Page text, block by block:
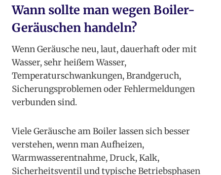
Wann sollte man wegen Boiler-
Geräuschen handeln?
Wenn Geräusche neu, laut, dauerhaft oder mit
Wasser, sehr heißem Wasser,
Temperaturschwankungen, Brandgeruch,
Sicherungsproblemen oder Fehlermeldungen
verbunden sind.
Viele Geräusche am Boiler lassen sich besser
verstehen, wenn man Aufheizen,
Warmwasserentnahme, Druck, Kalk,
Sicherheitsventil und typische Betriebsphasen